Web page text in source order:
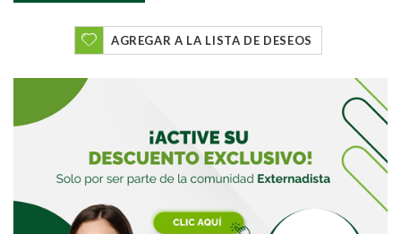
Buscar
AGREGAR A LA LISTA DE DESEOS